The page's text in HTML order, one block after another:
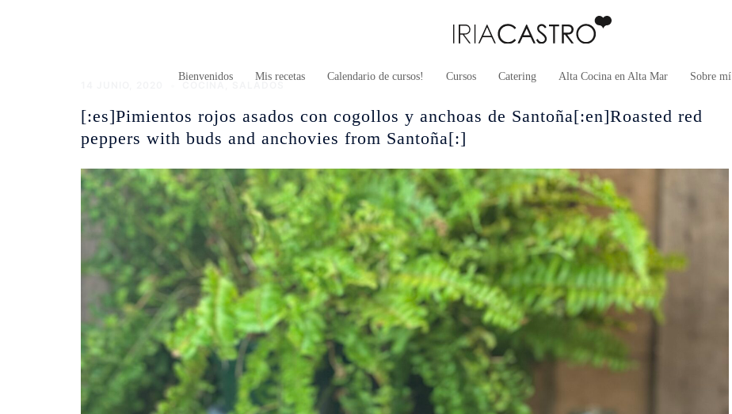
Bienvenidos Mis recetas Calendario de cursos! Cursos Catering Alta Cocina en Alta Mar Sobre mí
[:es]Pimientos rojos asados con cogollos y anchoas de Santoña[:en]Roasted red
peppers with buds and anchovies from Santoña[:]